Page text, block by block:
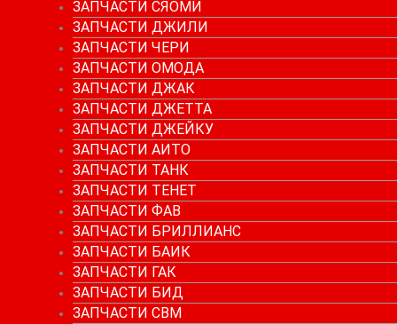
ЗАПЧАСТИ СЯОМИ
ЗАПЧАСТИ ДЖИЛИ
ЗАПЧАСТИ ЧЕРИ
ЗАПЧАСТИ ОМОДА
ЗАПЧАСТИ ДЖАК
ЗАПЧАСТИ ДЖЕТТА
ЗАПЧАСТИ ДЖЕЙКУ
ЗАПЧАСТИ АИТО
ЗАПЧАСТИ ТАНК
ЗАПЧАСТИ ТЕНЕТ
ЗАПЧАСТИ ФАВ
ЗАПЧАСТИ БРИЛЛИАНС
ЗАПЧАСТИ БАИК
ЗАПЧАСТИ ГАК
ЗАПЧАСТИ БИД
ЗАПЧАСТИ СВМ